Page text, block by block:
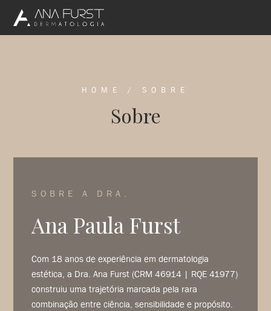
HOME / SOBRE
Sobre
SOBRE A DRA.
Ana Paula Furst
Com 18 anos de experiência em dermatologia
estética, a Dra. Ana Furst (CRM 46914 | RQE 41977)
construiu uma trajetória marcada pela rara
combinação entre ciência, sensibilidade e propósito.